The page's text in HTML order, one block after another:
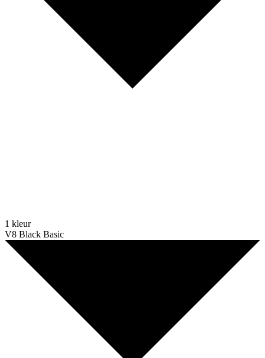
1 kleur
V8 Black Basic